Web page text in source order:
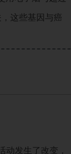
这些基因与癌
发生了改变，